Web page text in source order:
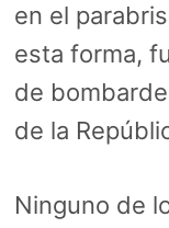
en el
esta forma,
de
de la
Ninguno de